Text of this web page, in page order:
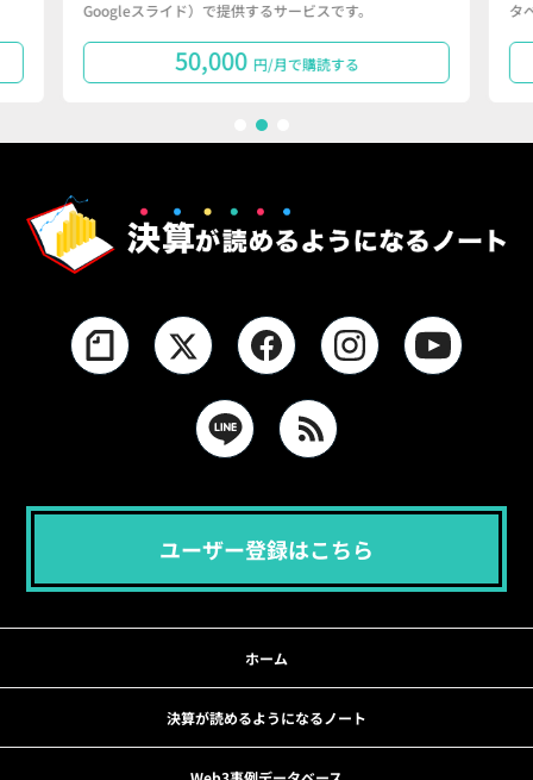
Googleスライド）で提供するサービスです。
50,000 円/月で購読する
タ
ユーザー登録はこちら
ホーム
決算が読めるようになるノート